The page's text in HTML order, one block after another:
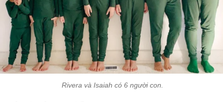
Rivera và Isaiah có 6 người con.